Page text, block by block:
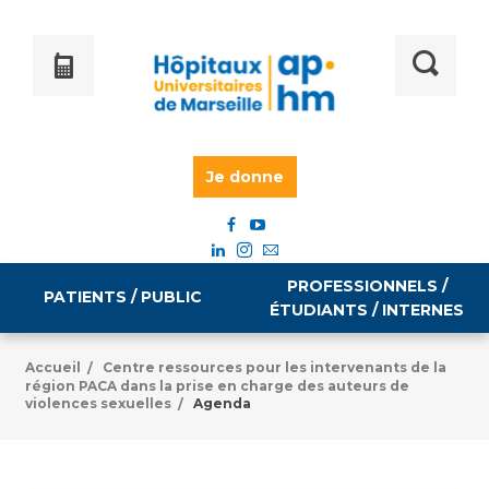
Je donne
PATIENTS / PUBLIC
Informations pratiques
PROFESSIONNELS /
ÉTUDIANTS / INTERNES
Égalité professionnelle
Accueil /
Centre ressources pour les intervenants de la
région PACA dans la prise en charge des auteurs de
violences sexuelles / Agenda